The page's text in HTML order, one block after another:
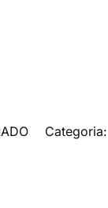
Categoria: